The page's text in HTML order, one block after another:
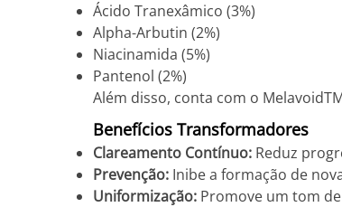
Ácido Tranexâmico (3%)
Alpha-Arbutin (2%)
Niacinamida (5%)
Pantenol (2%)
Além disso, conta com o
Benefícios Transformadores
Clareamento Contínuo: Reduz
Prevenção: Inibe a formação de
Uniformização: Promove um tom